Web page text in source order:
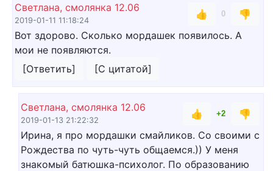
Светлана, смолянка 12.06
2019-01-11 11:18:24
👍 0
👎
Вот здорово. Сколько мордашек появилось. А
мои не появляются.
[Ответить]
[С цитатой]
Светлана, смолянка 12.06
2019-01-13 21:22:32
👍 +2
👎
Ирина, я про мордашки смайликов. Со своими с
Рождества по чуть-чуть общаемся.)) У меня
знакомый батюшка-психолог. По образованию